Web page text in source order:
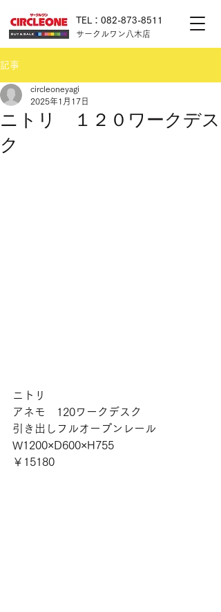
サークルワン八木店
TEL：082-873-8511
記事
ニトリ １２０ワークデス
ク
circleoneyagi
2025年1月17日
ニトリ
アネモ　120ワークデスク
引き出しフルオープンレール
W1200×D600×H755
￥15180